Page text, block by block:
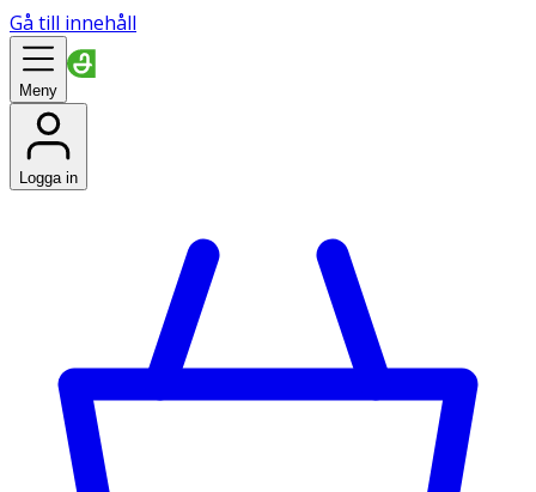
Gå till innehåll
Meny
Logga in